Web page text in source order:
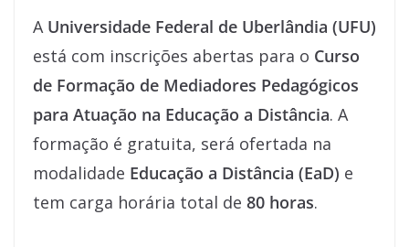
e
b
o
o
k
e
sk
y
at
s
A
p
p
k
e
dI
n
re
a
d
s
ar
e
A Universidade Federal de Uberlândia (UFU)
está com inscrições abertas para o Curso
de Formação de Mediadores Pedagógicos
para Atuação na Educação a Distância. A
formação é gratuita, será ofertada na
modalidade Educação a Distância (EaD) e
tem carga horária total de 80 horas.